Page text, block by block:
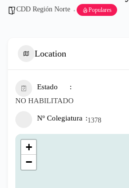
CDD Región Norte Populares
Location
Estado
NO HABILITADO
Nº Colegiatura 1378
+
−